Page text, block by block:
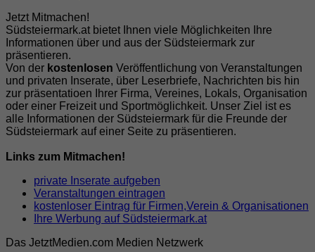
Jetzt Mitmachen!
Südsteiermark.at bietet Ihnen viele Möglichkeiten Ihre
Informationen über und aus der Südsteiermark zur
präsentieren.
Von der kostenlosen Veröffentlichung von Veranstaltungen
und privaten Inserate, über Leserbriefe, Nachrichten bis hin
zur präsentatioen Ihrer Firma, Vereines, Lokals, Organisation
oder einer Freizeit und Sportmöglichkeit. Unser Ziel ist es
alle Informationen der Südsteiermark für die Freunde der
Südsteiermark auf einer Seite zu präsentieren.
Links zum Mitmachen!
private Inserate aufgeben
Veranstaltungen eintragen
kostenloser Eintrag für Firmen,Verein & Organisationen
Ihre Werbung auf Südsteiermark.at
Das JetztMedien.com Medien Netzwerk